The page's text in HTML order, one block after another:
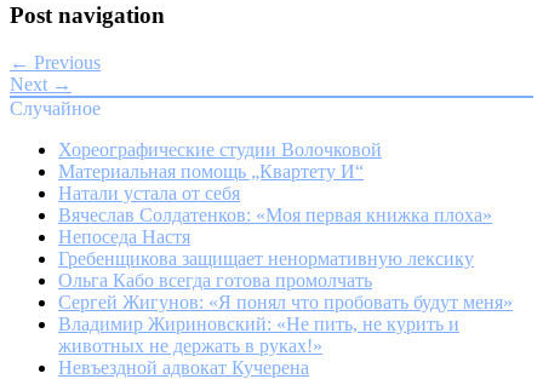
Post navigation
← Previous
Next →
Случайное
Хореографические студии Волочковой
Материальная помощь „Квартету И“
Натали устала от себя
Вячеслав Солдатенков: «Моя первая книжка плоха»
Непоседа Настя
Гребенщикова защищает ненормативную лексику
Ольга Кабо всегда готова промолчать
Сергей Жигунов: «Я понял что пробовать будут меня»
Владимир Жириновский: «Не пить, не курить и
животных не держать в руках!»
Невъездной адвокат Кучерена